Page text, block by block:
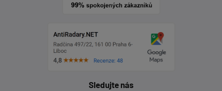
Sledujte nás